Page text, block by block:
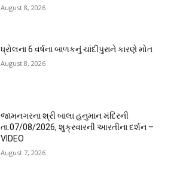
August 8, 2026
ધ્રોલના 6 વર્ષના બાળકનું ચાંદીપુરાને કારણે મોત
August 8, 2026
જામનગરના શ્રી બાલા હનુમાન મંદિરની
તા.07/08/2026, શુક્રવારની આરતીના દર્શન –
VIDEO
August 7, 2026